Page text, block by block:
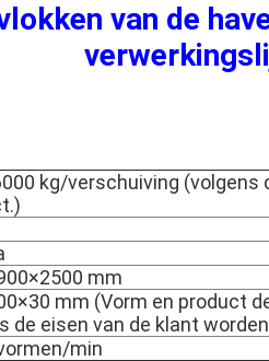
van de
kg/verschuiving (volgens
mm
mm (Vorm en product
de eisen van de klant
min